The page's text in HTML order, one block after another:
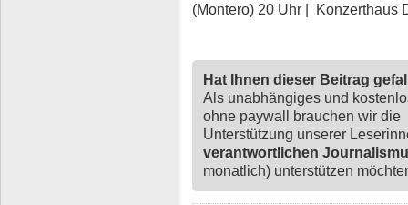
(Montero) 20 Uhr | Konzerthaus
Hat Ihnen dieser Beitrag
Als unabhängiges und
ohne paywall brauchen wir die
Unterstützung unserer
verantwortlichen
monatlich) unterstützen